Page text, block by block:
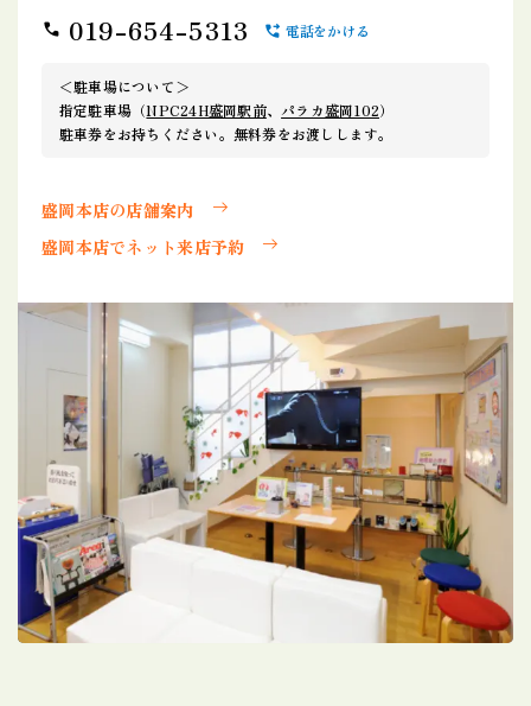
019-654-5313 電話をかける
＜駐車場について＞
指定駐車場（NPC24H盛岡駅前、 パラカ盛岡102）
駐車券をお持ちください。無料券をお渡しします。
盛岡本店の店舗案内
盛岡本店でネット来店予約